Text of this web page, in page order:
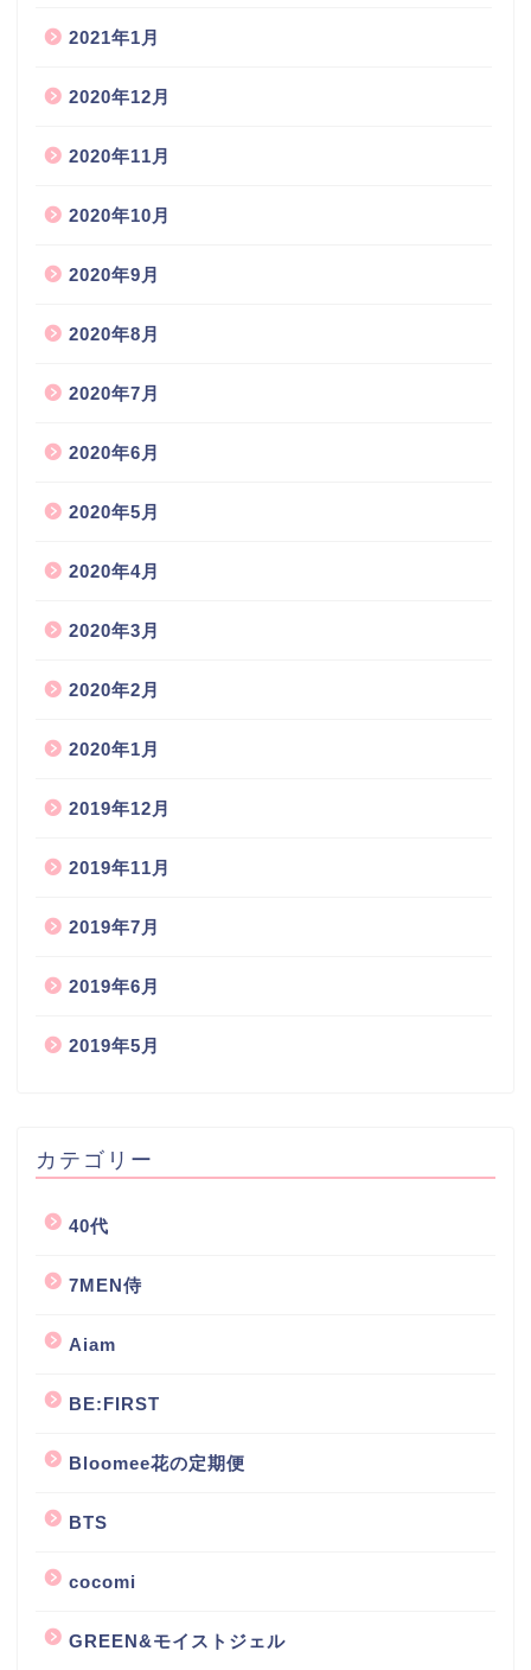
2021年1月
2020年12月
2020年11月
2020年10月
2020年9月
2020年8月
2020年7月
2020年6月
2020年5月
2020年4月
2020年3月
2020年2月
2020年1月
2019年12月
2019年11月
2019年7月
2019年6月
2019年5月
カテゴリー
40代
7MEN侍
Aiam
BE:FIRST
Bloomee花の定期便
BTS
cocomi
GREEN&モイストジェル